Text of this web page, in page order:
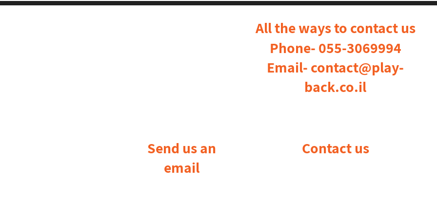
All the ways to contact us
Phone- 055-3069994
Email- contact@play-
back.co.il
Send us an
email
Contact us